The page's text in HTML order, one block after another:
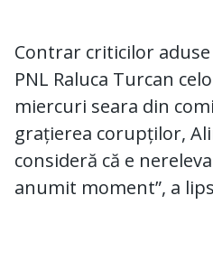
Contrar criticilor
PNL Raluca Turcan
miercuri seara din
grațierea corupților,
consideră că e
anumit moment”, a